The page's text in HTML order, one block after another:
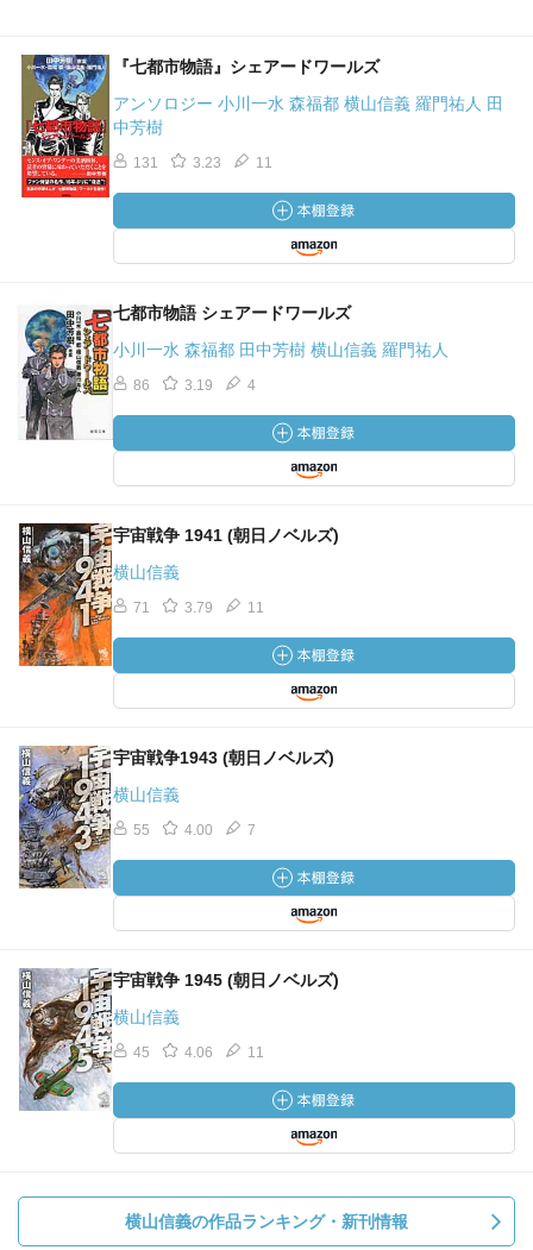
『七都市物語』シェアードワールズ
アンソロジー 小川一水 森福都 横山信義 羅門祐人 田
中芳樹
131 3.23 11
七都市物語 シェアードワールズ
小川一水 森福都 田中芳樹 横山信義 羅門祐人
86 3.19 4
宇宙戦争 1941 (朝日ノベルズ)
横山信義
71 3.79 11
宇宙戦争1943 (朝日ノベルズ)
横山信義
55 4.00 7
宇宙戦争 1945 (朝日ノベルズ)
横山信義
45 4.06 11
横山信義の作品ランキング・新刊情報